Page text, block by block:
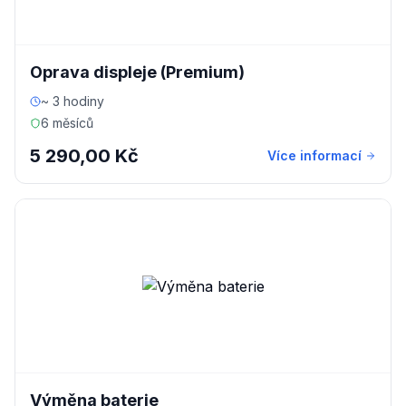
Oprava displeje (Premium)
~ 3 hodiny
6 měsíců
5 290,00 Kč Více informací
Výměna baterie